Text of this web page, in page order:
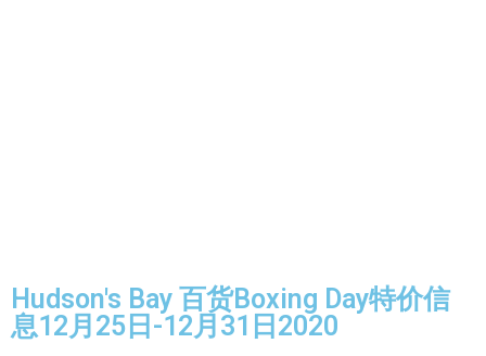
Hudson's Bay 百货Boxing Day特价信
息12月25日-12月31日2020